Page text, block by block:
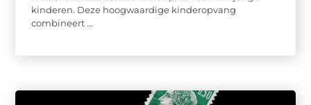
kinderen. Deze hoogwaardige kinderopvang
combineert ...